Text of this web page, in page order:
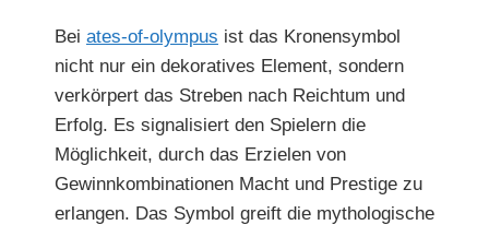
Bei ates-of-olympus ist das Kronensymbol
nicht nur ein dekoratives Element, sondern
verkörpert das Streben nach Reichtum und
Erfolg. Es signalisiert den Spielern die
Möglichkeit, durch das Erzielen von
Gewinnkombinationen Macht und Prestige zu
erlangen. Das Symbol greift die mythologische